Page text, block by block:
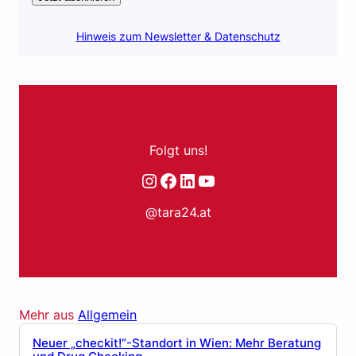
Hinweis zum Newsletter & Datenschutz
Folgt uns!
Instagram
Facebook
LinkedIn
YouTube
@tara24.at
Mehr aus Allgemein
Neuer „checkit!“-Standort in Wien: Mehr Beratung